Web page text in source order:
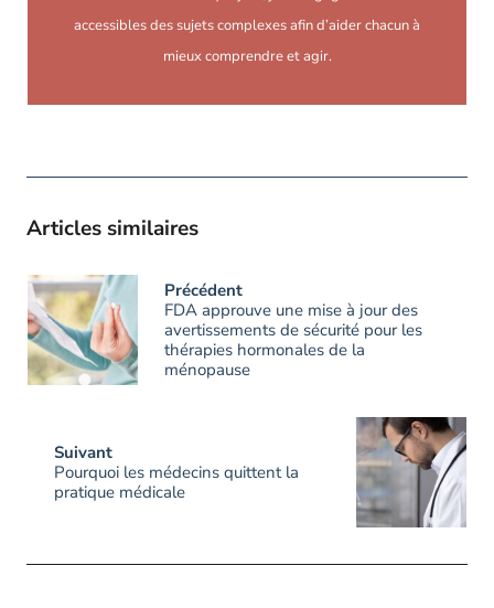
accessibles des sujets complexes afin d’aider chacun à
mieux comprendre et agir.
Articles similaires
Précédent
FDA approuve une mise à jour des
avertissements de sécurité pour les
thérapies hormonales de la
ménopause
Suivant
Pourquoi les médecins quittent la
pratique médicale